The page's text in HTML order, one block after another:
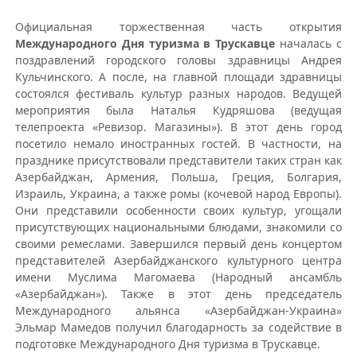
Официальная торжественная часть открытия
Международного Дня туризма в Трускавце началась с
поздравлений городского головы здравницы Андрея
Кульчинского. А после, на главной площади здравницы
состоялся фестиваль культур разных народов. Ведущей
мероприятия была Наталья Кудряшова (ведущая
телепроекта «Ревизор. Магазины»). В этот день город
посетило немало иностранных гостей. В частности, на
празднике присутствовали представители таких стран как
Азербайджан, Армения, Польша, Греция, Болгария,
Израиль, Украина, а также ромы (кочевой народ Европы).
Они представили особенности своих культур, угощали
присутствующих национальными блюдами, знакомили со
своими ремеслами. Завершился первый день концертом
представителей Азербайджанского культурного центра
имени Муслима Магомаева (Народный ансамбль
«Азербайджан»). Также в этот день председатель
Международного альянса «Азербайджан-Украина»
Эльмар Мамедов получил благодарность за содействие в
подготовке Международного Дня туризма в Трускавце.